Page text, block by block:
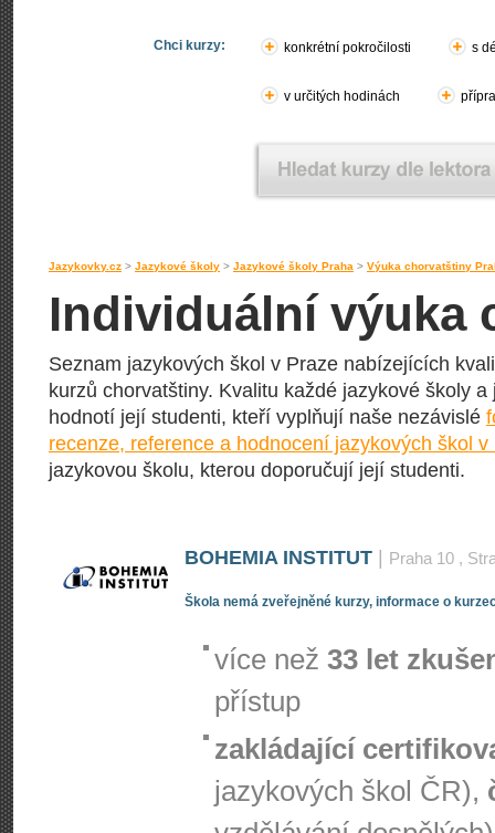
Chci kurzy: konkrétní pokročilosti s
v určitých hodinách
Jazykovky.cz > Jazykové školy > Jazykové školy Praha > Výuka chorvatštiny
Individuální výuka
Seznam jazykových škol v Praze nabízejících
kurzů chorvatštiny. Kvalitu každé jazykové školy
hodnotí její studenti, kteří vyplňují naše nezávislé
recenze, reference a hodnocení jazykových škol v
jazykovou školu, kterou doporučují její studenti.
BOHEMIA INSTITUT Praha 10 ,
Škola nemá zveřejněné kurzy, informace o
více než 33 let
přístup
zakládající
jazykových škol ČR),